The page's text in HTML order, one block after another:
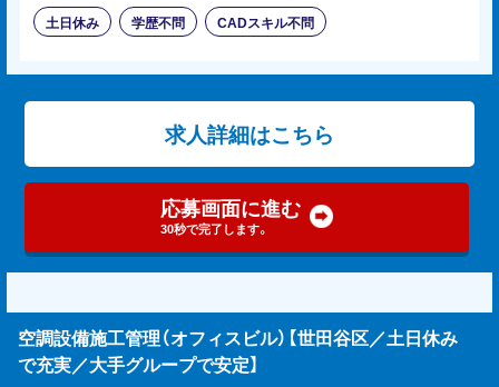
土日休み 学歴不問 CADスキル不問
求人詳細はこちら
応募画面に進む
30秒で完了します。
空調設備施工管理（オフィスビル）【世田谷区／土日休み
で充実／大手グループで安定】